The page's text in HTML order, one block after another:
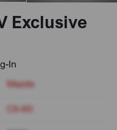
Exclusive
In
Mazda
CX-60